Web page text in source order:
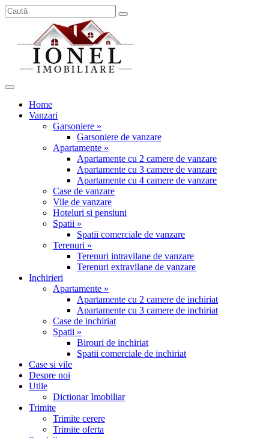
Home
Vanzari
Garsoniere »
Garsoniere de vanzare
Apartamente »
Apartamente cu 2 camere de vanzare
Apartamente cu 3 camere de vanzare
Apartamente cu 4 camere de vanzare
Case de vanzare
Vile de vanzare
Hoteluri si pensiuni
Spatii »
Spatii comerciale de vanzare
Terenuri »
Terenuri intravilane de vanzare
Terenuri extravilane de vanzare
Inchirieri
Apartamente »
Apartamente cu 2 camere de inchiriat
Apartamente cu 3 camere de inchiriat
Case de inchiriat
Spatii »
Birouri de inchiriat
Spatii comerciale de inchiriat
Case si vile
Despre noi
Utile
Dictionar Imobiliar
Trimite
Trimite cerere
Trimite oferta